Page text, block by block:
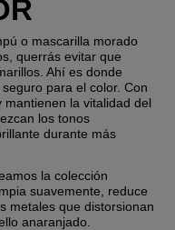
o mascarilla morado
querrás evitar que
Ahí es donde
para el color. Con
la vitalidad del
los tonos
durante más
la colección
suavemente, reduce
metales que distorsionan
anaranjado.